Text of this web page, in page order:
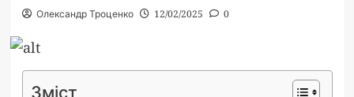
Олександр Троценко 12/02/2025 0
Зміст